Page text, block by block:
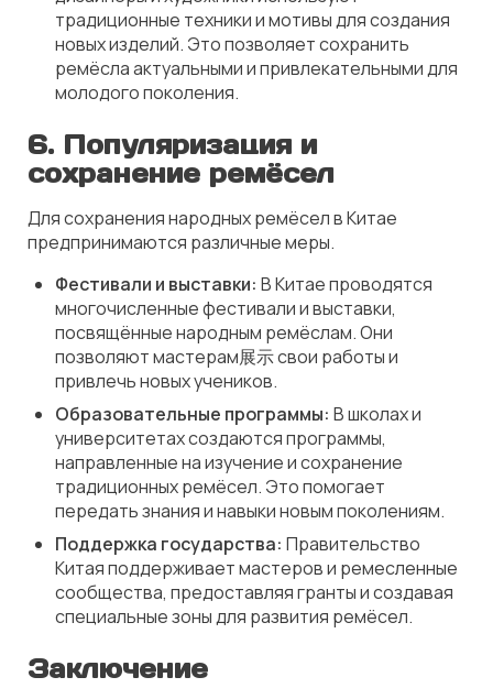
традиционные техники и мотивы для создания
новых изделий. Это позволяет сохранить
ремёсла актуальными и привлекательными для
молодого поколения.
6. Популяризация и
сохранение ремёсел
Для сохранения народных ремёсел в Китае
предпринимаются различные меры.
Фестивали и выставки: В Китае проводятся
многочисленные фестивали и выставки,
посвящённые народным ремёслам. Они
позволяют мастерам展示 свои работы и
привлечь новых учеников.
Образовательные программы: В школах и
университетах создаются программы,
направленные на изучение и сохранение
традиционных ремёсел. Это помогает
передать знания и навыки новым поколениям.
Поддержка государства: Правительство
Китая поддерживает мастеров и ремесленные
сообщества, предоставляя гранты и создавая
специальные зоны для развития ремёсел.
Заключение